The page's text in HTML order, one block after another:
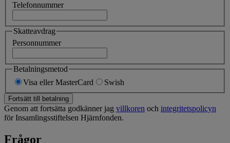
Telefonnummer
Skatteavdrag
Personnummer
Betalningsmetod
Visa eller MasterCard
Swish
Fortsätt till betalning
Genom att fortsätta godkänner jag villkoren och integritetspolicyn
för Insamlingsstiftelsen Hjärnfonden.
Frågor